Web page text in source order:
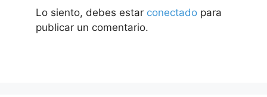
Lo siento, debes estar conectado para
publicar un comentario.